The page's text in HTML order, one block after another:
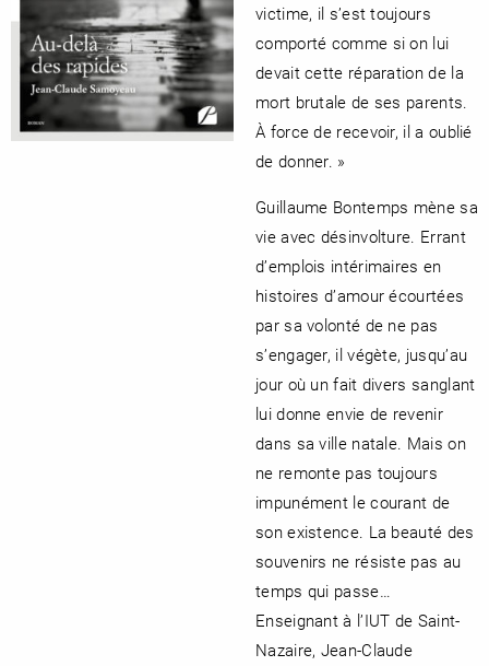
victime, il s’est toujours
comporté comme si on lui
devait cette réparation de la
mort brutale de ses parents.
À force de recevoir, il a oublié
de donner. »
Guillaume Bontemps mène sa
vie avec désinvolture. Errant
d’emplois intérimaires en
histoires d’amour écourtées
par sa volonté de ne pas
s’engager, il végète, jusqu’au
jour où un fait divers sanglant
lui donne envie de revenir
dans sa ville natale. Mais on
ne remonte pas toujours
impunément le courant de
son existence. La beauté des
souvenirs ne résiste pas au
temps qui passe…
Enseignant à l’IUT de Saint-
Nazaire, Jean-Claude